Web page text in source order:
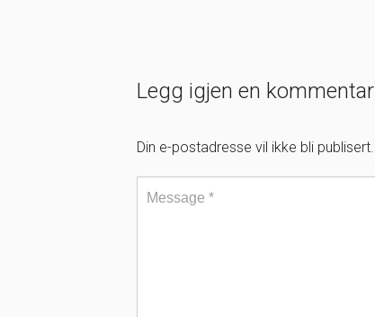
Legg igjen en kommentar
Din e-postadresse vil ikke bli publisert.